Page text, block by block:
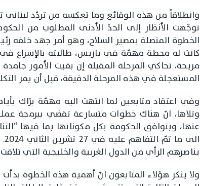
وانطلاقاً من هذه الوقائع وما تعكسه من تردّد
توجّهت الأنظار إلى الحدّ الأدنى المطلوب من
الخطوة المتصلة بمصير السلاح، وهو أمر جهد خلفه
كانت له محطة مهمّة في باريس، طالبته بالإسراع
مريحة، تحاكي المرحلة المقبلة إن بقيت الأمور
المستعجلة في هذه المرحلة الدقيقة، قبل أن يمر
وفي اعتقاد متابعين لما انتهت اليه مهمّة برّاك
وتلاها، انّ هناك خطوات متسارعة تقضي ببرمجة
عنها، وبتوافق الحكومة بكل مكوناتها بما فيها
يناصرهم الرأي من الدول الغربية والخليجية التي
ولا ينكر هؤلاء المتابعون انّ أهمية هذه الخطوة